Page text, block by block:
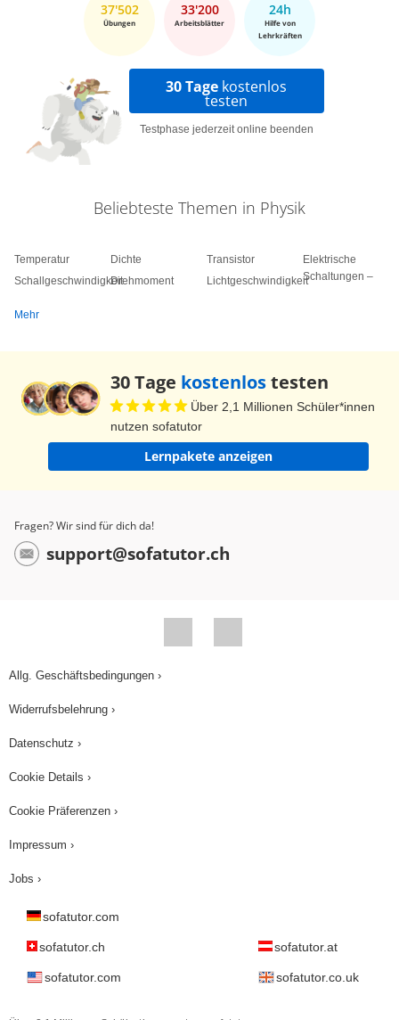
37'502
Übungen
33'200
Arbeitsblätter
24h
Hilfe von
Lehrkräften
30 Tage kostenlos
testen
Testphase jederzeit online beenden
Beliebteste Themen in Physik
Temperatur
Schallgeschwindigkeit
Dichte
Drehmoment
Transistor
Lichtgeschwindigkeit
Elektrische
Schaltungen –
Mehr
30 Tage kostenlostesten
Über 2,1 Millionen Schüler*innen
nutzen sofatutor
Lernpakete anzeigen
Fragen? Wir sind für dich da!
support@sofatutor.ch
Allg. Geschäftsbedingungen ›
Widerrufsbelehrung ›
Datenschutz ›
Cookie Details ›
Cookie Präferenzen ›
Impressum ›
Jobs ›
sofatutor.com
sofatutor.ch sofatutor.at
sofatutor.com sofatutor.co.uk